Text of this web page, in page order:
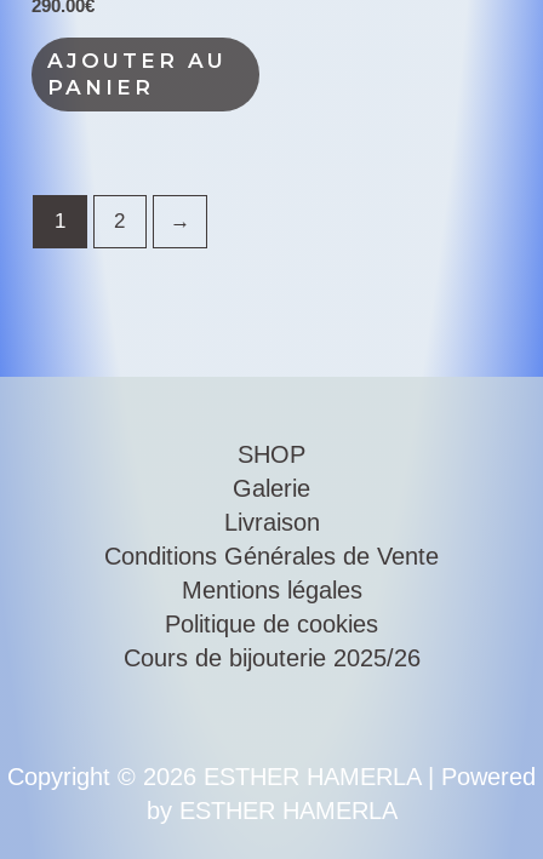
290.00€
AJOUTER AU
PANIER
1 2 →
SHOP
Galerie
Livraison
Conditions Générales de Vente
Mentions légales
Politique de cookies
Cours de bijouterie 2025/26
Copyright © 2026 ESTHER HAMERLA | Powered
by ESTHER HAMERLA